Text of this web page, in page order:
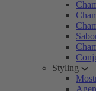
Styling